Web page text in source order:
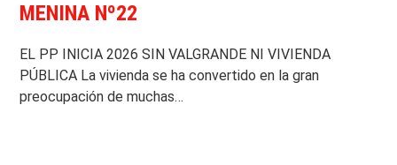
MENINA Nº22
EL PP INICIA 2026 SIN VALGRANDE NI VIVIENDA
PÚBLICA La vivienda se ha convertido en la gran
preocupación de muchas…